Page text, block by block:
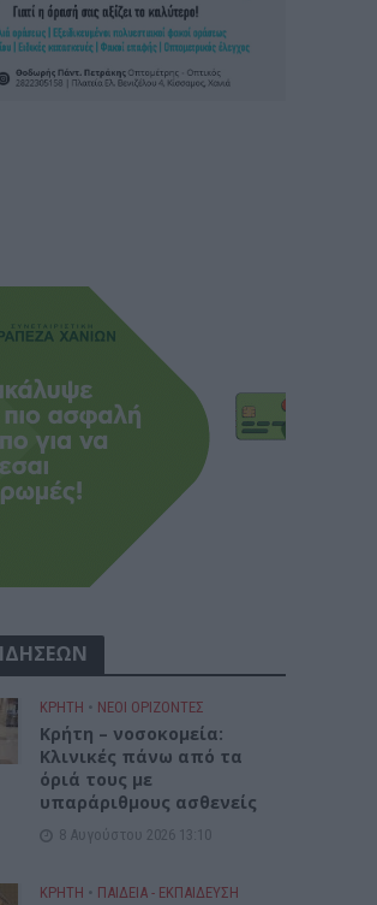
ΚΡΗΤΗ • ΝΕΟΙ ΟΡΙΖΟΝΤΕΣ
Κρήτη – νοσοκομεία:
Κλινικές πάνω από τα
όριά τους με
υπαράριθμους ασθενείς
8 Αυγούστου 2026 13:10
ΚΡΗΤΗ • ΠΑΙΔΕΙΑ - ΕΚΠΑΙΔΕΥΣΗ